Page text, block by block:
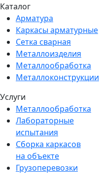
Каталог
Арматура
Каркасы арматурные
Сетка сварная
Металлоизделия
Металлообработка
Металлоконструкции
Услуги
Металлообработка
Лабораторные
испытания
Сборка каркасов
на объекте
Грузоперевозки